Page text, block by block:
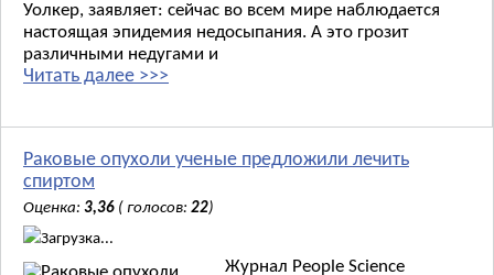
Уолкер, заявляет: сейчас во всем мире наблюдается
настоящая эпидемия недосыпания. А это грозит
различными недугами и
Читать далее >>>
Раковые опухоли ученые предложили лечить
спиртом
Оценка: 3,36 ( голосов: 22)
Загрузка...
Журнал People Science